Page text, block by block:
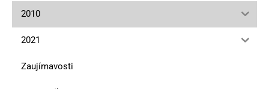
2010
2021
Zaujímavosti